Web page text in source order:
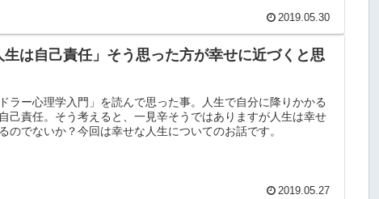
2019.05.30
生は自己責任」そう思った方が幸せに近づくと思
ラー心理学入門」を読んで思った事。人生で自分に降りかかる
己責任。そう考えると、一見辛そうではありますが人生は幸せ
のでないか？今回は幸せな人生についてのお話です。
2019.05.27